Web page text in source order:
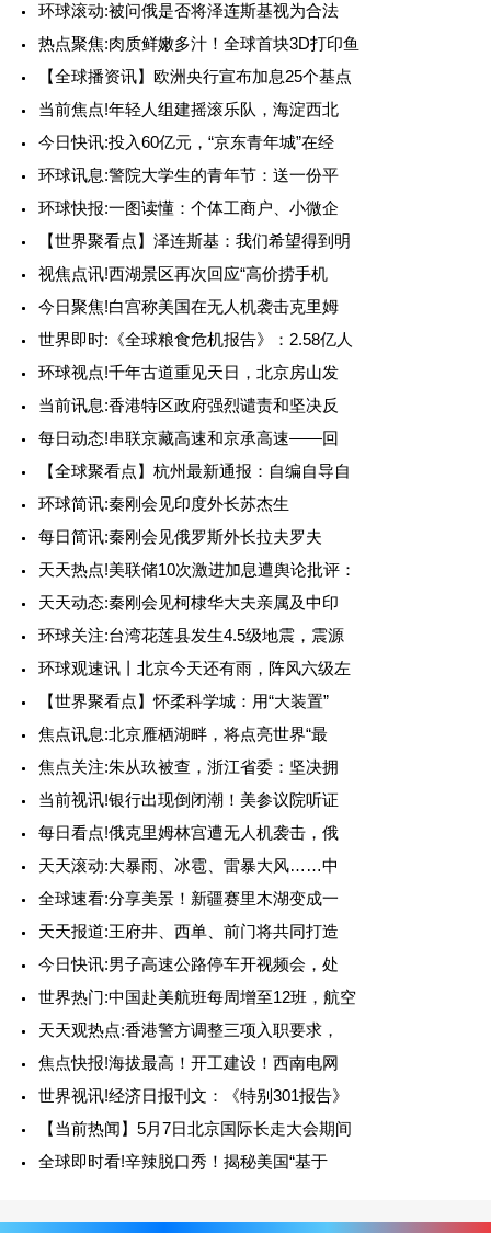
环球滚动:被问俄是否将泽连斯基视为合法
热点聚焦:肉质鲜嫩多汁！全球首块3D打印鱼
【全球播资讯】欧洲央行宣布加息25个基点
当前焦点!年轻人组建摇滚乐队，海淀西北
今日快讯:投入60亿元，“京东青年城”在经
环球讯息:警院大学生的青年节：送一份平
环球快报:一图读懂：个体工商户、小微企
【世界聚看点】泽连斯基：我们希望得到明
视焦点讯!西湖景区再次回应“高价捞手机
今日聚焦!白宫称美国在无人机袭击克里姆
世界即时:《全球粮食危机报告》：2.58亿人
环球视点!千年古道重见天日，北京房山发
当前讯息:香港特区政府强烈谴责和坚决反
每日动态!串联京藏高速和京承高速——回
【全球聚看点】杭州最新通报：自编自导自
环球简讯:秦刚会见印度外长苏杰生
每日简讯:秦刚会见俄罗斯外长拉夫罗夫
天天热点!美联储10次激进加息遭舆论批评：
天天动态:秦刚会见柯棣华大夫亲属及中印
环球关注:台湾花莲县发生4.5级地震，震源
环球观速讯丨北京今天还有雨，阵风六级左
【世界聚看点】怀柔科学城：用“大装置”
焦点讯息:北京雁栖湖畔，将点亮世界“最
焦点关注:朱从玖被查，浙江省委：坚决拥
当前视讯!银行出现倒闭潮！美参议院听证
每日看点!俄克里姆林宫遭无人机袭击，俄
天天滚动:大暴雨、冰雹、雷暴大风……中
全球速看:分享美景！新疆赛里木湖变成一
天天报道:王府井、西单、前门将共同打造
今日快讯:男子高速公路停车开视频会，处
世界热门:中国赴美航班每周增至12班，航空
天天观热点:香港警方调整三项入职要求，
焦点快报!海拔最高！开工建设！西南电网
世界视讯!经济日报刊文：《特别301报告》
【当前热闻】5月7日北京国际长走大会期间
全球即时看!辛辣脱口秀！揭秘美国“基于